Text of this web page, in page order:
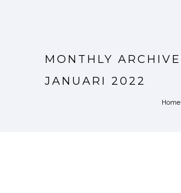
MONTHLY
JANUARI 2022
Home